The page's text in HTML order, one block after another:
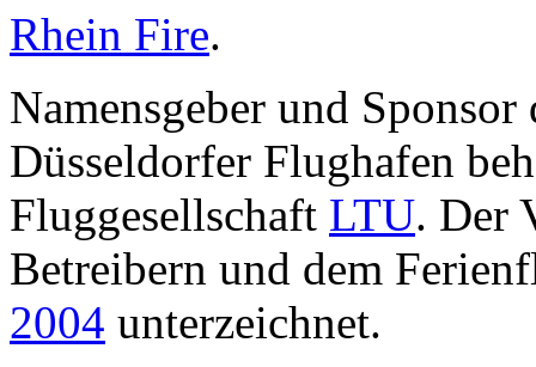
Rhein Fire.
Namensgeber und
Düsseldorfer Flughafen
Fluggesellschaft LTU. Der
Betreibern und dem
2004 unterzeichnet.